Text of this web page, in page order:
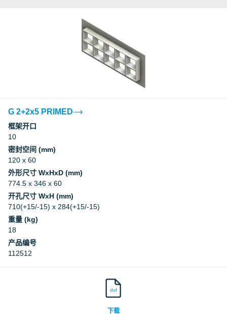
G 2+2x5 PRIMED
框架开口
10
密封空间 (mm)
120 x 60
外形尺寸 WxHxD (mm)
774.5 x 346 x 60
开孔尺寸 WxH (mm)
710(+15/-15) x 284(+15/-15)
重量 (kg)
18
产品编号
112512
dxf
下载